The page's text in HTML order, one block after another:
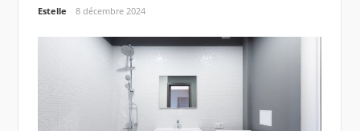
Estelle 8 décembre 2024